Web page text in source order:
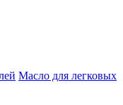
Масло для легковых